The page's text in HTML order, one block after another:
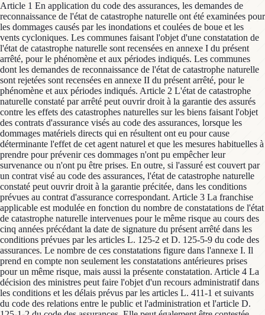
Article 1 En application du code des assurances, les demandes de
reconnaissance de l'état de catastrophe naturelle ont été examinées pour
les dommages causés par les inondations et coulées de boue et les
vents cycloniques. Les communes faisant l'objet d'une constatation de
l'état de catastrophe naturelle sont recensées en annexe I du présent
arrêté, pour le phénomène et aux périodes indiqués. Les communes
dont les demandes de reconnaissance de l'état de catastrophe naturelle
sont rejetées sont recensées en annexe II du présent arrêté, pour le
phénomène et aux périodes indiqués. Article 2 L'état de catastrophe
naturelle constaté par arrêté peut ouvrir droit à la garantie des assurés
contre les effets des catastrophes naturelles sur les biens faisant l'objet
des contrats d'assurance visés au code des assurances, lorsque les
dommages matériels directs qui en résultent ont eu pour cause
déterminante l'effet de cet agent naturel et que les mesures habituelles à
prendre pour prévenir ces dommages n'ont pu empêcher leur
survenance ou n'ont pu être prises. En outre, si l'assuré est couvert par
un contrat visé au code des assurances, l'état de catastrophe naturelle
constaté peut ouvrir droit à la garantie précitée, dans les conditions
prévues au contrat d'assurance correspondant. Article 3 La franchise
applicable est modulée en fonction du nombre de constatations de l'état
de catastrophe naturelle intervenues pour le même risque au cours des
cinq années précédant la date de signature du présent arrêté dans les
conditions prévues par les articles L. 125-2 et D. 125-5-9 du code des
assurances. Le nombre de ces constatations figure dans l'annexe I. Il
prend en compte non seulement les constatations antérieures prises
pour un même risque, mais aussi la présente constatation. Article 4 La
décision des ministres peut faire l'objet d'un recours administratif dans
les conditions et les délais prévus par les articles L. 411-1 et suivants
du code des relations entre le public et l'administration et l'article D.